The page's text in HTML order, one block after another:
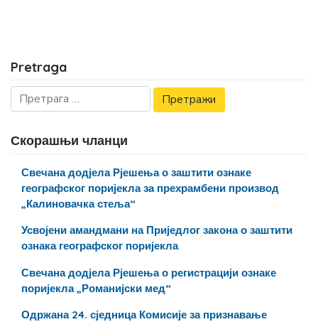
Pretraga
Скорашњи чланци
Свечана додјела Рјешења о заштити ознаке
географског поријекла за прехрамбени производ
„Калиновачка стеља“
Усвојени амандмани на Приједлог закона о заштити
ознака географског поријекла
Свечана додјела Рјешења о регистрацији ознаке
поријекла „Романијски мед“
Одржана 24. сједница Комисије за признавање